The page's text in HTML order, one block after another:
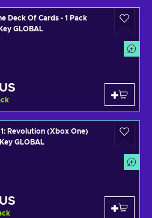
Deck Of Cards - 1 Pack
GLOBAL
Revolution (Xbox One)
GLOBAL